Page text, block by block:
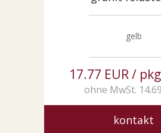
gelb
17.77 EUR /
ohne MwSt.
kontakt